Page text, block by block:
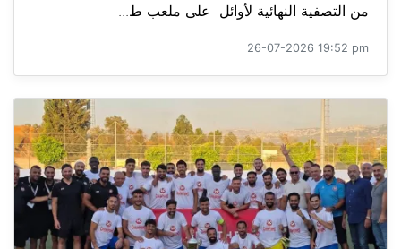
من التصفية النهائية لأوائل على ملعب ط...
26-07-2026 19:52 pm